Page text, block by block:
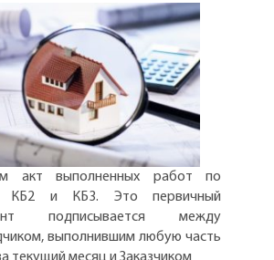
акт выполненных работ по
КБ2 и КБ3. Это первичный
подписывается между
выполнившим любую часть
текущий месяц и Заказчиком